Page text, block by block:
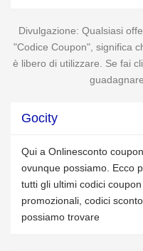
Divulgazione: Qualsiasi
"Codice Coupon", significa
è libero di utilizzare. Se fai
Gocity
Qui a Onlinesconto
ovunque possiamo. Ecco
tutti gli ultimi codici
promozionali, codici
possiamo trovare